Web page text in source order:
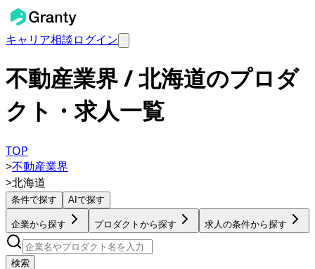
キャリア相談ログイン
不動産業界 / 北海道のプロダ
クト・求人一覧
TOP
>不動産業界
>北海道
条件で探す AIで探す
企業から探す プロダクトから探す 求人の条件から探す
検索